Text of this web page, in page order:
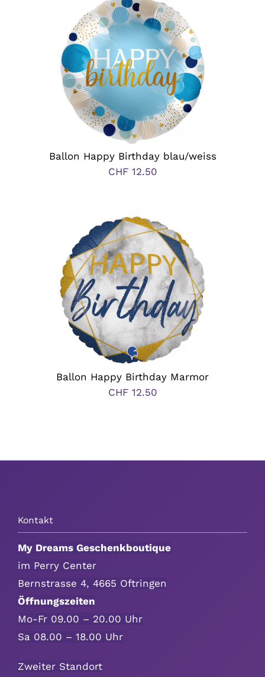
Hochzeit, Hochzeitstag, Verlobung
Geburtstag
Kommunion & Konfirmation
Valentinstag
Polterabend
Frühling / Ostern
Danke & Mitbringsel
Einzug
Weihnachten
Ballon Happy Birthday blau/weiss
CHF12.50
Ballon Happy Birthday Marmor
CHF12.50
Kontakt
My Dreams Geschenkboutique
im Perry Center
Bernstrasse 4, 4665 Oftringen
Öffnungszeiten
Mo-Fr 09.00 – 20.00 Uhr
Sa 08.00 – 18.00 Uhr
Zweiter Standort